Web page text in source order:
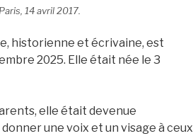
14 avril 2017.
historienne et écrivaine, est
2025. Elle était née le 3
elle était devenue
une voix et un visage à ceux